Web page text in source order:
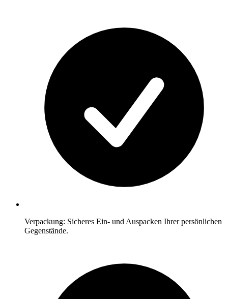
Verpackung: Sicheres Ein- und Auspacken Ihrer persönlichen
Gegenstände.